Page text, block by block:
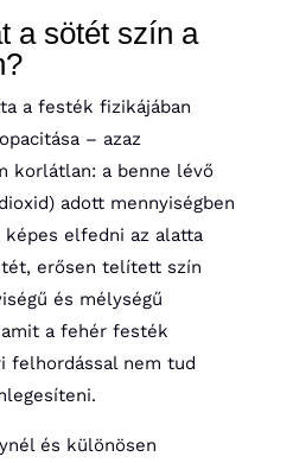
a sötét szín a
a festék fizikájában
– azaz
korlátlan: a benne lévő
adott mennyiségben
képes elfedni az alatta
erősen telített szín
és mélységű
a fehér festék
felhordással nem tud
és különösen